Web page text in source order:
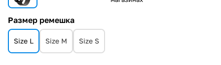
Размер ремешка
Size L Size M Size S